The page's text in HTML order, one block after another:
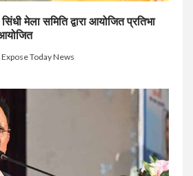
मेला समिति द्वारा आयोजित प्रतिभा
Expose Today News